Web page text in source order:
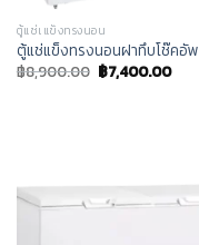
ตู้แช่เแข็งทรงนอน
ตู้แช่แข็งทรงนอนฝาทึบโช๊คอัพ
฿8,900.00 ฿7,400.00